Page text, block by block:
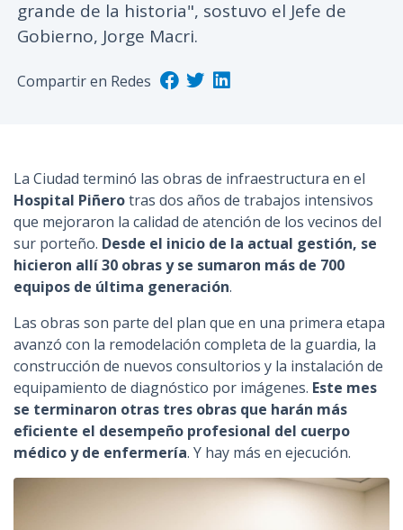
p
grande de la historia", sostuvo el Jefe de
Gobierno, Jorge Macri.
Compartir en Redes
La Ciudad terminó las obras de infraestructura en el
Hospital Piñerotras dos años de trabajos intensivos
que mejoraron la calidad de atención de los vecinos del
sur porteño. Desde el inicio de la actual gestión, se
hicieron allí 30 obras y se sumaron más de 700
equipos de última generación.
Las obras son parte del plan que en una primera etapa
avanzó con la remodelación completa de la guardia, la
construcción de nuevos consultorios y la instalación de
equipamiento de diagnóstico por imágenes. Este mes
se terminaron otras tres obras que harán más
eficiente el desempeño profesional del cuerpo
médico y de enfermería. Y hay más en ejecución.